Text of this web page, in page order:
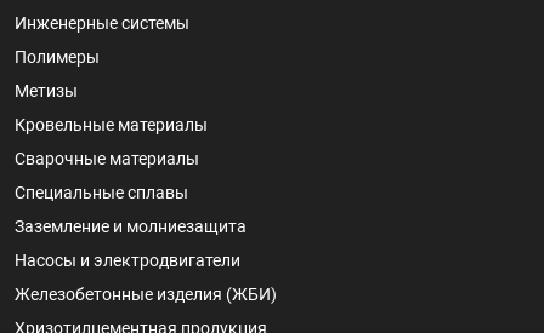
Инженерные системы
Полимеры
Метизы
Кровельные материалы
Сварочные материалы
Специальные сплавы
Заземление и молниезащита
Насосы и электродвигатели
Железобетонные изделия (ЖБИ)
Хризотилцементная продукция